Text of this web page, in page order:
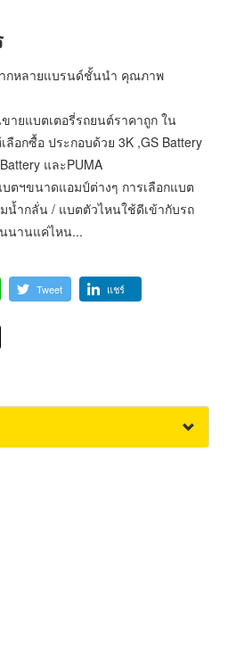
กหลายแบรนด์ชั้นนำ คุณภาพ
ายแบตเตอรี่รถยนต์ราคาถูก ใน
อกซื้อ ประกอบด้วย 3K ,GS Battery
และPUMA
ตฯขนาดแอมป์ต่างๆ การเลือกแบต
น้ำกลั่น / แบตตัวไหนใช้ดีเข้ากับรถ
นานแค่ไหน...
Tweet แชร์